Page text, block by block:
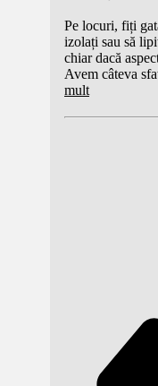
Pe locuri, fiți
izolați sau să
chiar dacă
Avem câteva
mult